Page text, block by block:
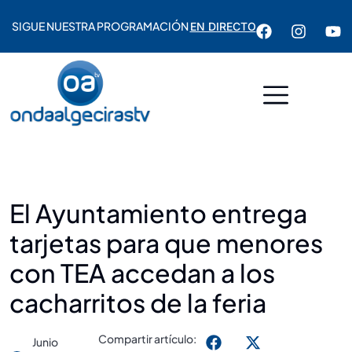
SIGUE NUESTRA PROGRAMACIÓNEN DIRECTO
El Ayuntamiento entrega
tarjetas para que menores
con TEA accedan a los
cacharritos de la feria
Junio
Compartir artículo: